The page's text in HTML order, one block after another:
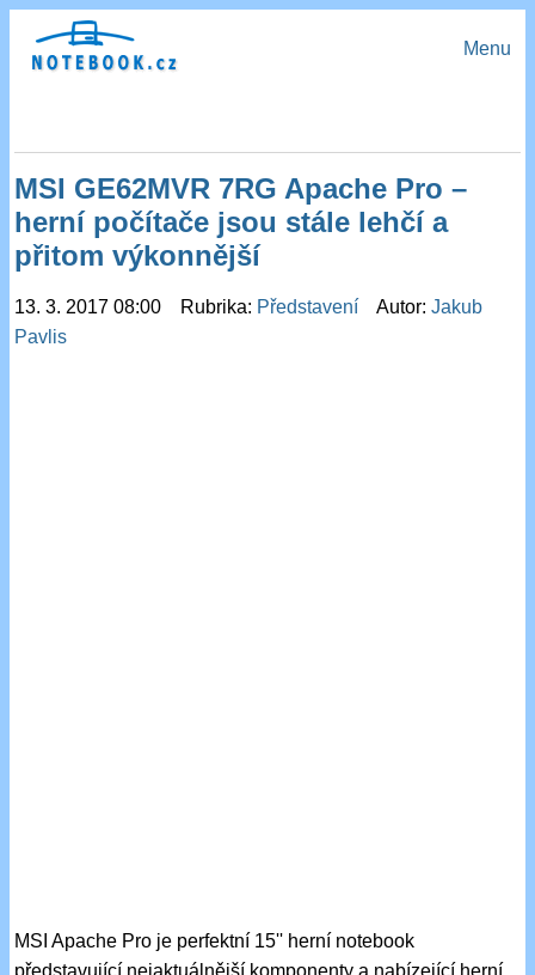
Menu
MSI GE62MVR 7RG Apache Pro –
herní počítače jsou stále lehčí a
přitom výkonnější
13. 3. 2017 08:00 Rubrika: Představení Autor:Jakub
Pavlis
MSI Apache Pro je perfektní 15'' herní notebook